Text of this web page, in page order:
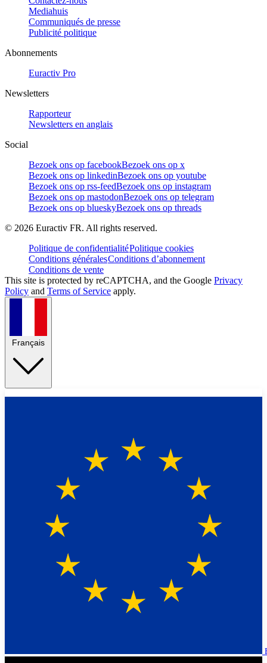
Mediahuis
Communiqués de presse
Publicité politique
Abonnements
Euractiv Pro
Newsletters
Rapporteur
Newsletters en anglais
Social
Bezoek ons op facebookBezoek ons op x
Bezoek ons op linkedinBezoek ons op youtube
Bezoek ons op rss-feedBezoek ons op instagram
Bezoek ons op mastodonBezoek ons op telegram
Bezoek ons op blueskyBezoek ons op threads
© 2026 Euractiv FR. All rights reserved.
Politique de confidentialitéPolitique cookies
Conditions généralesConditions d’abonnement
Conditions de vente
This site is protected by reCAPTCHA, and the Google Privacy
Policy and Terms of Service apply.
Français